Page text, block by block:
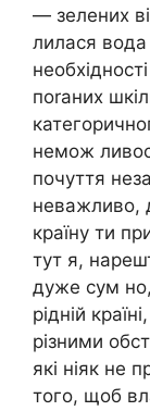
— зелених
лилася
поrаних
немож
почуття
неважливо,
країну ти
тут я,
дуже сум
рідній
різними
які ніяк не
того, щоб